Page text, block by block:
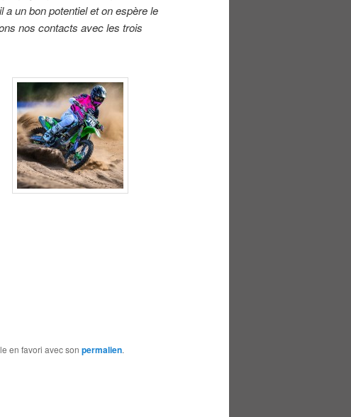
un bon potentiel et on espère le
nos contacts avec les trois
en favori avec son permalien.